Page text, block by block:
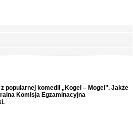
popularnej komedii „Kogel – Mogel”. Jakże
Komisja Egzaminacyjna